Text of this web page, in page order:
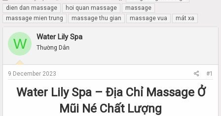
h
r
e
s
r
t
a
r
t
d
a
dien dan massage
hoi quan massage
massage
massage mien trung
massage thu gian massage vua mát xa
W Water Lily Spa
Thường Dân
9 December 2023 #1
Water Lily Spa – Địa Chỉ Massage Ở
Mũi Né Chất Lượng